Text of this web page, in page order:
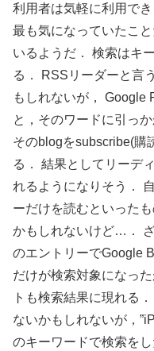
利用者は気軽に利用で
最も気になっていたこ
いるようだ． 検索はキ
る． RSSリーダーと言
もしれないが， Google
と，そのワードに引っ
そのblogをsubscribe(購
る． 結果としてリーデ
れるようになりそう．
ーだけを読むといった
かもしれないけど…．
のエントリーでGoogle
だけが検索対象になっ
トも検索結果に現れる
ないかもしれないが，
のキーワードで検索を